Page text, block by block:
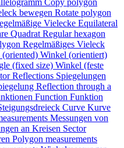
Copy polygon
bewegen Rotate polygon
Vielecke Equilateral
Quadrat Regular hexagon
Regelmäßiges Vieleck
Winkel (orientiert)
(fixed size) Winkel (feste
Reflections Spiegelungen
Reflection through a
Function Funktion
Curve Kurve
Messungen von
an Kreisen Sector
Polygon measurements